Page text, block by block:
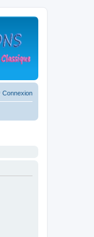
Connexion